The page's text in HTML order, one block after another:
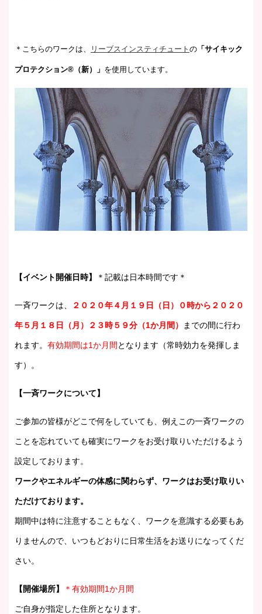
＊こちらのワークは、 リーブスインスティチュート の 「サイキック
プロテクション®（新）」 を使用しています。
【イベント開催日時】 ＊記載は日本時間です＊
一斉ワークは、 ２０２０年４月１９日（日）０時から２０２０
年５月１８日（月）２３時５９分（1か月間） までの間に行わ
れます。 有効期間は1か月間 となります（常時効力を発揮しま
す）。
【一斉ワークについて】
ご参加の皆様がどこで何をしていても、例えこの一斉ワークの
ことを忘れていても確実にワークをお受け取りいただけるよう
設定しております。
ワークやエネルギーの体感に関わらず、ワークはお受け取りい
ただけております。
期間中は特に注意することもなく、ワークを意識する必要もあ
りませんので、いつもどおりに日常生活をお送りになってくだ
さい。
【開催場所】 ＊有効期間1か月間
ご自身が指定した住所となります。